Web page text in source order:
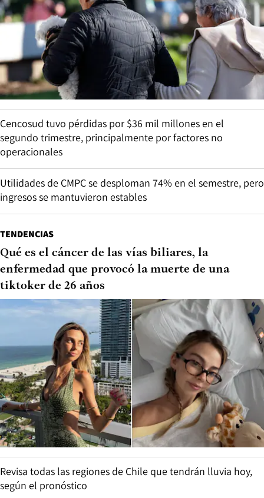
Cencosud tuvo pérdidas por $36 mil millones en el
segundo trimestre, principalmente por factores no
operacionales
Utilidades de CMPC se desploman 74% en el semestre, pero
ingresos se mantuvieron estables
TENDENCIAS
Qué es el cáncer de las vías biliares, la
enfermedad que provocó la muerte de una
tiktoker de 26 años
Revisa todas las regiones de Chile que tendrán lluvia hoy,
según el pronóstico